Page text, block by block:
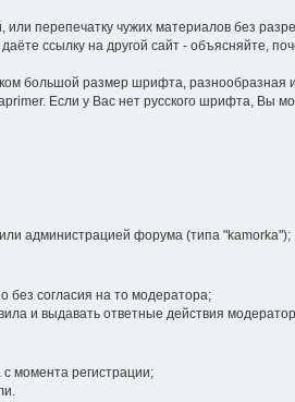
перепечатку чужих материалов без
ссылку на другой сайт - объясняйте,
большой размер шрифта, разнообразная
Если у Вас нет русского шрифта, Вы
администрацией форума (типа "kamorka");
без согласия на то модератора;
и выдавать ответные действия
момента регистрации;